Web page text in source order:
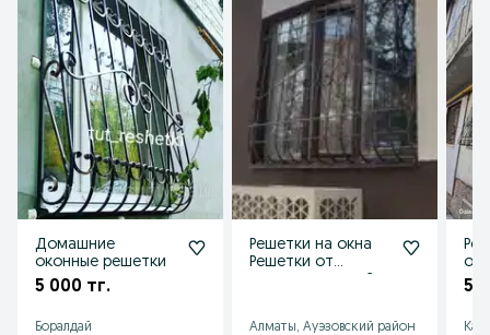
Домашние
оконные решетки
5 000 тг.
Боралдай
Решетки на окна
Решетки от
Алматы, Ауэзовский район
5